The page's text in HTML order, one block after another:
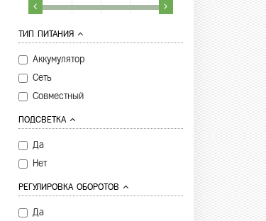
ТИП ПИТАНИЯ
Аккумулятор
Сеть
Совместный
ПОДСВЕТКА
Да
Нет
РЕГУЛИРОВКА ОБОРОТОВ
Да